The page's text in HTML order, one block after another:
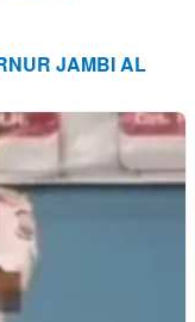
JAMBI AL